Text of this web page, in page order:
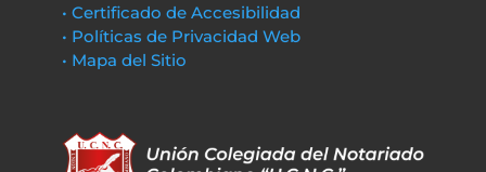
• Certificado de Accesibilidad
• Políticas de Privacidad Web
• Mapa del Sitio